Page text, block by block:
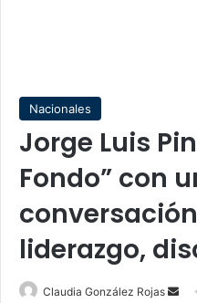
Nacionales
Jorge Luis
Fondo” con
liderazgo,
Claudia González Rojas